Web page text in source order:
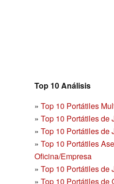
Top 10 Análisis
» Top 10 Portátiles
» Top 10 Portátiles de
» Top 10 Portátiles de
» Top 10 Portátiles
Oficina/Empresa
» Top 10 Portátiles de
» Top 10 Portátiles de